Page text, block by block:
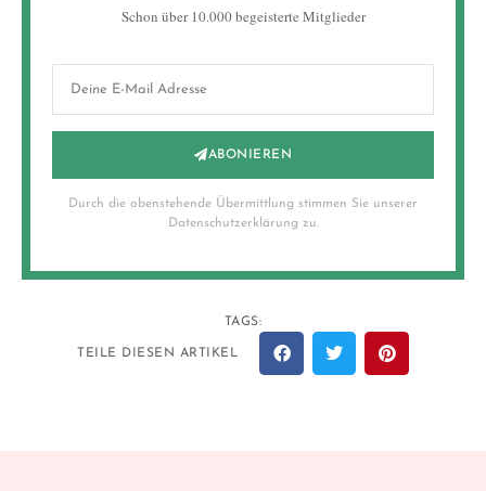
Schon über 10.000 begeisterte Mitglieder
ABONIEREN
Durch die obenstehende Übermittlung stimmen Sie unserer
Datenschutzerklärung zu.
TAGS:
TEILE DIESEN ARTIKEL